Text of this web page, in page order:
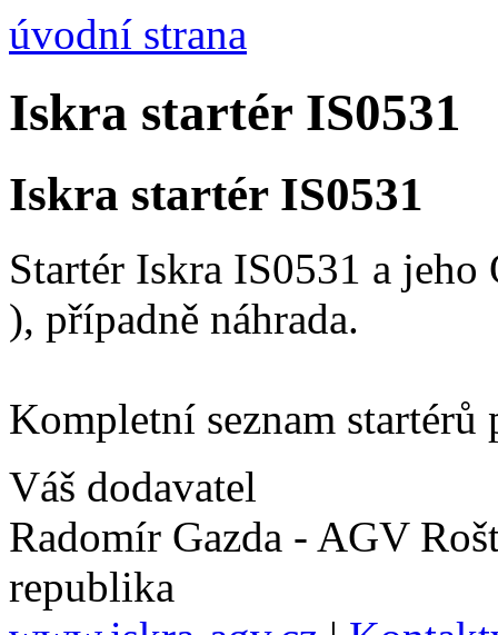
úvodní strana
Iskra startér IS0531
Iskra startér IS0531
Startér Iskra IS0531 a
), případně náhrada.
Kompletní seznam
Váš dodavatel
Radomír Gazda - AGV
republika